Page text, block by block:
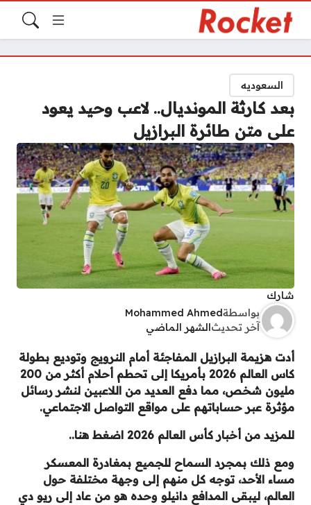
السعوديه
بعد كارثة المونديال.. لاعب وحيد يعود
على متن طائرة البرازيل
شارك
بواسطةMohammed Ahmed
آخر تحديث الشهر الماضي
أدت هزيمة البرازيل المفاجئة أمام النرويج وتوديع بطولة
كاس العالم 2026 بأمريكا إلى تحطم أحلام أكثر من 200
مليون شخص، مما دفع العديد من اللاعبين لنشر رسائل
مؤثرة عبر حساباتهم على مواقع التواصل الاجتماعي.
للمزيد من أخبار كأس العالم 2026 اضغط هنا..
ومع ذلك بمجرد السماح للجميع بمغادرة المعسكر
مساء الأحد، توجه كل منهم إلى وجهة مختلفة حول
العالم، ليبقى المدافع دانيلو وحده هو من عاد إلى ريو دي